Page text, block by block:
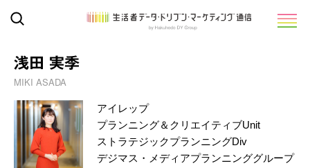
浅田 実季
MIKI ASADA
アイレップ
プランニング＆クリエイティブUnit
ストラテジックプランニングDiv
デジマス・メディアプランニンググループ